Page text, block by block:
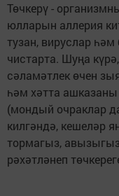
Төчкерү -
юлларын аллерия
тузан, вируслар
чистарта. Шуңа
сәламәтлек өчен
һәм хәтта ашказаны
(мондый очраклар
килгәндә, кешеләр
тормагыз,
рәхәтләнеп